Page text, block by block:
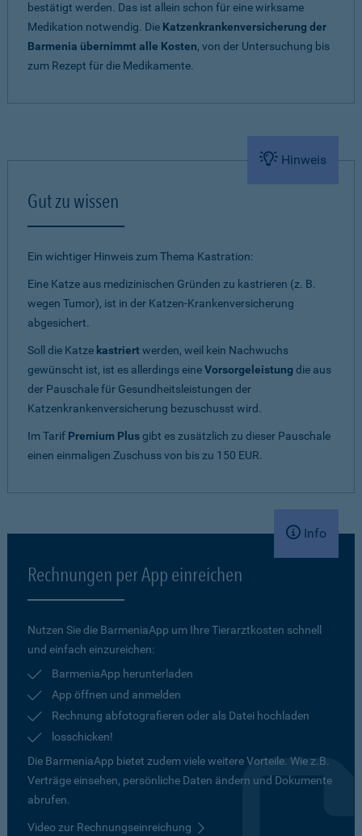
bestätigt werden. Das ist allein schon für eine wirksame
Medikation notwendig. Die Katzenkrankenversicherung der
Barmenia übernimmt alle Kosten, von der Untersuchung bis
zum Rezept für die Medikamente.
Hinweis
Gut zu wissen
Ein wichtiger Hinweis zum Thema Kastration:
Eine Katze aus medizinischen Gründen zu kastrieren (z. B.
wegen Tumor), ist in der Katzen-Krankenversicherung
abgesichert.
Soll die Katze kastriertwerden, weil kein Nachwuchs
gewünscht ist, ist es allerdings eineVorsorgeleistung die aus
der Pauschale für Gesundheitsleistungen der
Katzenkrankenversicherung bezuschusst wird.
Im Tarif Premium Plusgibt es zusätzlich zu dieser Pauschale
einen einmaligen Zuschuss von bis zu 150 EUR.
Info
Rechnungen per App einreichen
Nutzen Sie die BarmeniaApp um Ihre Tierarztkosten schnell
und einfach einzureichen:
BarmeniaApp herunterladen
App öffnen und anmelden
Rechnung abfotografieren oder als Datei hochladen
losschicken!
Die BarmeniaApp bietet zudem viele weitere Vorteile. Wie z.B.
Verträge einsehen, persönliche Daten ändern und Dokumente
abrufen.
Video zur Rechnungseinreichung